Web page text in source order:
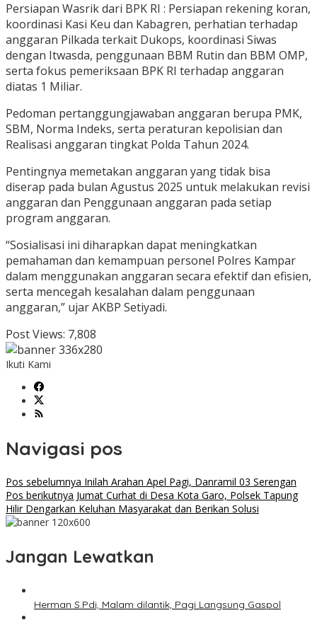
Persiapan Wasrik dari BPK RI : Persiapan rekening koran,
koordinasi Kasi Keu dan Kabagren, perhatian terhadap
anggaran Pilkada terkait Dukops, koordinasi Siwas
dengan Itwasda, penggunaan BBM Rutin dan BBM OMP,
serta fokus pemeriksaan BPK RI terhadap anggaran
diatas 1 Miliar.
Pedoman pertanggungjawaban anggaran berupa PMK,
SBM, Norma Indeks, serta peraturan kepolisian dan
Realisasi anggaran tingkat Polda Tahun 2024.
Pentingnya memetakan anggaran yang tidak bisa
diserap pada bulan Agustus 2025 untuk melakukan revisi
anggaran dan Penggunaan anggaran pada setiap
program anggaran.
“Sosialisasi ini diharapkan dapat meningkatkan
pemahaman dan kemampuan personel Polres Kampar
dalam menggunakan anggaran secara efektif dan efisien,
serta mencegah kesalahan dalam penggunaan
anggaran,” ujar AKBP Setiyadi.
Post Views: 7,808
Ikuti Kami
Navigasi pos
Pos sebelumnya Inilah Arahan Apel Pagi, Danramil 03 Serengan
Pos berikutnya Jumat Curhat di Desa Kota Garo, Polsek Tapung
Hilir Dengarkan Keluhan Masyarakat dan Berikan Solusi
Jangan Lewatkan
Herman S.Pdi, Malam dilantik, Pagi Langsung Gaspol